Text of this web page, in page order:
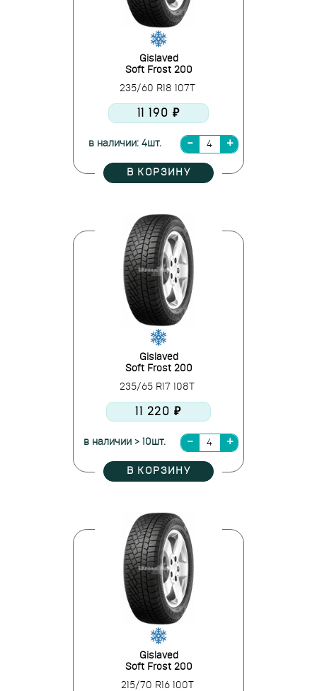
Gislaved
Soft Frost 200
235/60 R18 107T
11 190 ₽
в наличии: 4шт.
В КОРЗИНУ
Gislaved
Soft Frost 200
235/65 R17 108T
11 220 ₽
в наличии > 10шт.
В КОРЗИНУ
Gislaved
Soft Frost 200
215/70 R16 100T